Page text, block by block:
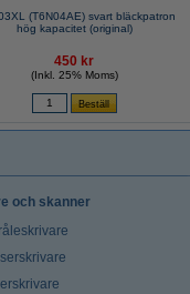
(T6N04AE) svart bläckpatron
hög kapacitet (original)
450 kr
(Inkl. 25% Moms)
och skanner